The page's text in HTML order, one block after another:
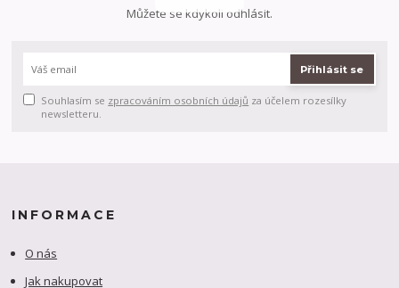
Můžete se kdykoli odhlásit.
Přihlásit se
Souhlasím se zpracováním osobních údajů za účelem rozesílky
newsletteru.
INFORMACE
O nás
Jak nakupovat